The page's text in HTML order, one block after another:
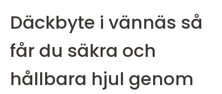
Däckbyte i vännäs så
får du säkra och
hållbara hjul genom